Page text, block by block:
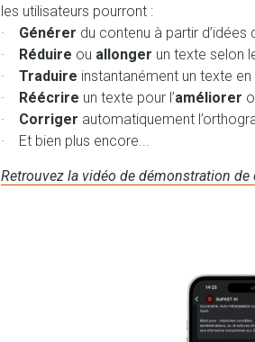
les utilisateurs pourront :
· Générer du contenu à partir d’idées
· Réduire ou allonger un texte selon
· Traduire instantanément un texte en
· Réécrire un texte pour l’améliorer
· Corriger automatiquement
· Et bien plus encore...
Retrouvez la vidéo de démonstration